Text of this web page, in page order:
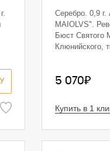
Серебро. 0,9
MAIOLVS".
Бюст Святого
Клюнийского,
5 070₽
Купить в 1